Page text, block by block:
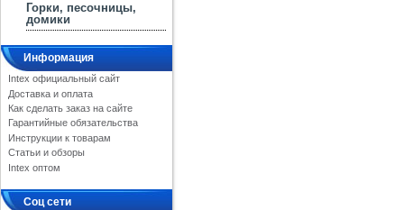
Горки, песочницы,
домики
Информация
Intex официальный сайт
Доставка и оплата
Как сделать заказ на сайте
Гарантийные обязательства
Инструкции к товарам
Статьи и обзоры
Intex оптом
Соц сети